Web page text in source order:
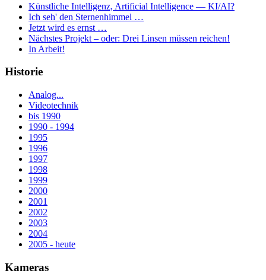
Künstliche Intelligenz, Artificial Intelligence — KI/AI?
Ich seh' den Sternenhimmel …
Jetzt wird es ernst …
Nächstes Projekt – oder: Drei Linsen müssen reichen!
In Arbeit!
Historie
Analog...
Videotechnik
bis 1990
1990 - 1994
1995
1996
1997
1998
1999
2000
2001
2002
2003
2004
2005 - heute
Kameras